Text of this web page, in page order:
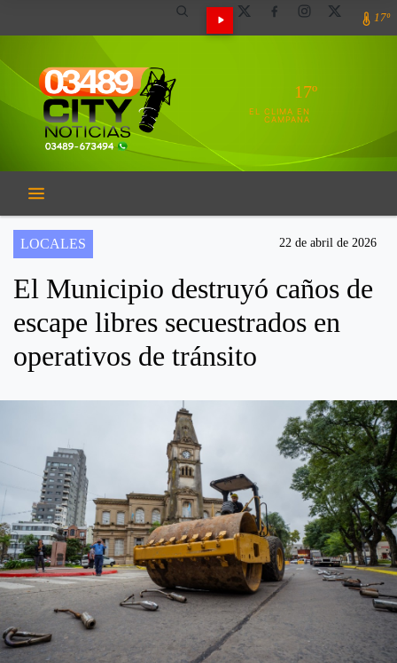
17º
17º
EL CLIMA EN
CAMPANA
LOCALES 22 de abril de 2026
El Municipio destruyó caños de
escape libres secuestrados en
operativos de tránsito